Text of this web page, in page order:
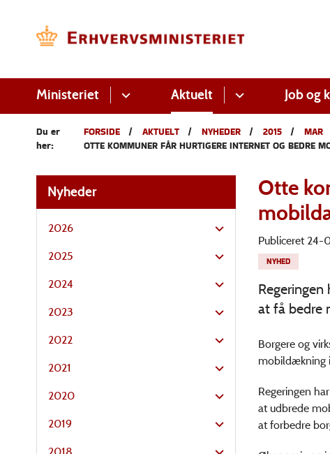
Ministeriet Aktuelt Job og
Du er
her:
FORSIDE AKTUELT NYHEDER 2015
MAR
OTTE KOMMUNER FÅR HURTIGERE INTERNET OG BEDRE
Nyheder
2026
2025
2024
2023
2022
2021
2020
2019
Otte
Publiceret 24-
NYHED
at få bedre
Borgere og
mobildækning
Regeringen
at udbrede
at forbedre